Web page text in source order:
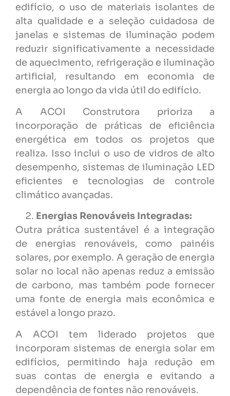
edifício, o uso de materiais isolantes de
alta qualidade e a seleção cuidadosa de
janelas e sistemas de iluminação podem
reduzir significativamente a necessidade
de aquecimento, refrigeração e iluminação
artificial, resultando em economia de
energia ao longo da vida útil do edifício.
A ACOI Construtora prioriza a
incorporação de práticas de eficiência
energética em todos os projetos que
realiza. Isso inclui o uso de vidros de alto
desempenho, sistemas de iluminação LED
eficientes e tecnologias de controle
climático avançadas.
Energias Renováveis Integradas:
Outra prática sustentável é a integração
de energias renováveis, como painéis
solares, por exemplo. A geração de energia
solar no local não apenas reduz a emissão
de carbono, mas também pode fornecer
uma fonte de energia mais econômica e
estável a longo prazo.
A ACOI tem liderado projetos que
incorporam sistemas de energia solar em
edifícios, permitindo haja redução em
suas contas de energia e evitando a
dependência de fontes não renováveis.